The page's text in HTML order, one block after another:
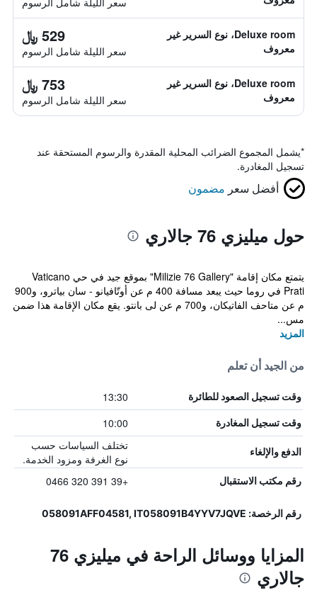
Deluxe room، نوع السرير غير
معروف
529 ﷼
سعر الليلة شامل الرسوم
Deluxe room، نوع السرير غير
معروف
753 ﷼
سعر الليلة شامل الرسوم
*يشمل المجموع الضرائب المحلية المقدرة والرسوم المستحقة عند
تسجيل المغادرة.
أفضل سعر مضمون
حول ميليزي 76 جالاري
يتمتع مكان إقامة "Milizie 76 Gallery" بموقع جيد في حي Vaticano
Prati في روما حيث يبعد مسافة 400 م عن أوتّافيانو - سان بياترو، و900
م عن متاحف الفاتيكان، و700 م عن لى بانتو. يقع مكان الإقامة هذا ضمن
مس...
المزيد
من الجيد أن تعلم
وقت تسجيل الصعود للطائرة 13:30
وقت تسجيل المغادرة 10:00
الدفع والإلغاء
تختلف السياسات حسب
نوع الغرفة ومزود الخدمة.
رقم مكتب الاستقبال +39 391 320 0466
رقم الرخصة: 058091AFF04581, IT058091B4YYV7JQVE
المزايا ووسائل الراحة في ميليزي 76
جالاري